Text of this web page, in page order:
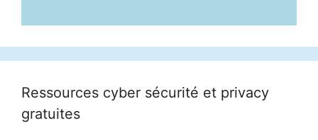
Ressources cyber sécurité et privacy
gratuites